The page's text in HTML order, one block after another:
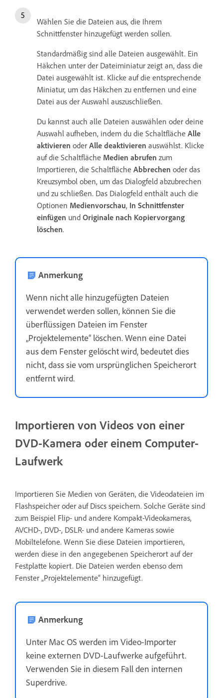
Wählen Sie die Dateien aus, die Ihrem
Schnittfenster hinzugefügt werden sollen.
Standardmäßig sind alle Dateien ausgewählt. Ein
Häkchen unter der Dateiminiatur zeigt an, dass die
Datei ausgewählt ist. Klicke auf die entsprechende
Miniatur, um das Häkchen zu entfernen und eine
Datei aus der Auswahl auszuschließen.
Du kannst auch alle Dateien auswählen oder deine
Auswahl aufheben, indem du die Schaltfläche Alle
aktivieren oder Alle deaktivieren auswählst. Klicke
auf die Schaltfläche Medien abrufen zum
Importieren, die Schaltfläche Abbrechen oder das
Kreuzsymbol oben, um das Dialogfeld abzubrechen
und zu schließen. Das Dialogfeld enthält auch die
Optionen Medienvorschau, In Schnittfenster
einfügen und Originale nach Kopiervorgang
löschen.
Anmerkung
Wenn nicht alle hinzugefügten Dateien
verwendet werden sollen, können Sie die
überflüssigen Dateien im Fenster
„Projektelemente“ löschen. Wenn eine Datei
aus dem Fenster gelöscht wird, bedeutet dies
nicht, dass sie vom ursprünglichen Speicherort
entfernt wird.
Importieren von Videos von einer
DVD-Kamera oder einem Computer-
Laufwerk
Importieren Sie Medien von Geräten, die Videodateien im
Flashspeicher oder auf Discs speichern. Solche Geräte sind
zum Beispiel Flip- und andere Kompakt-Videokameras,
AVCHD-, DVD-, DSLR- und andere Kameras sowie
Mobiltelefone. Wenn Sie diese Dateien importieren,
werden diese in den angegebenen Speicherort auf der
Festplatte kopiert. Die Dateien werden ebenso dem
Fenster „Projektelemente“ hinzugefügt.
Anmerkung
Unter Mac OS werden im Video-Importer
keine externen DVD-Laufwerke aufgeführt.
Verwenden Sie in diesem Fall den internen
Superdrive.